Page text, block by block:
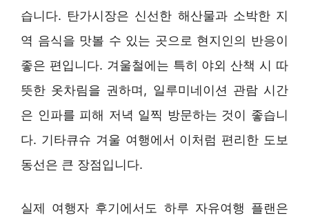
습니다. 탄가시장은 신선한 해산물과 소박한 지
역 음식을 맛볼 수 있는 곳으로 현지인의 반응이
좋은 편입니다. 겨울철에는 특히 야외 산책 시 따
뜻한 옷차림을 권하며, 일루미네이션 관람 시간
은 인파를 피해 저녁 일찍 방문하는 것이 좋습니
다. 기타큐슈 겨울 여행에서 이처럼 편리한 도보
동선은 큰 장점입니다.
실제 여행자 후기에서도 하루 자유여행 플랜은